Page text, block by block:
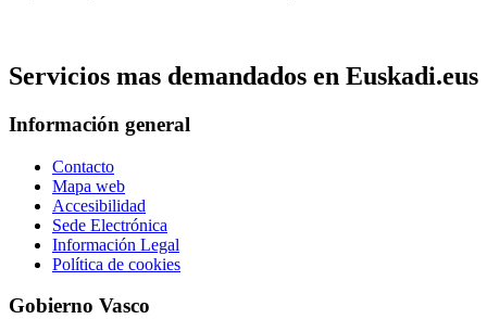
Servicios mas demandados en Euskadi.eus
Información general
Contacto
Mapa web
Accesibilidad
Sede Electrónica
Información Legal
Política de cookies
Gobierno Vasco